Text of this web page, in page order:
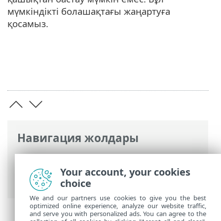
Навигация жолдары
ESET онлайн анықтамасы>ESET
Endpoint Antivirus>ЖҚС > Автоматты
жаңартулар
мүмкіндікті болашақтағы жаңартуға
қосамыз.
Your account, your cookies
choice
We and our partners use cookies to give you the best
optimized online experience, analyze our website traffic,
and serve you with personalized ads. You can agree to the